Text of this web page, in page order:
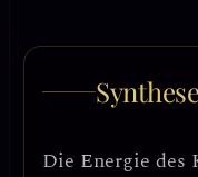
Die Energie des